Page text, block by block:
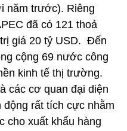
năm trước). Riêng
đã có 121 thoả
giá 20 tỷ USD. Đến
cộng 69 nước công
kinh tế thị trường.
các cơ quan đại diện
rất tích cực nhằm
cho xuất khẩu hàng